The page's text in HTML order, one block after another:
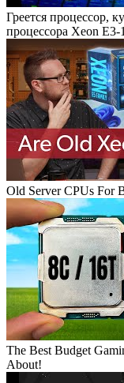
Греется процессор,
процессора Xeon E3-
Old Server CPUs For
The Best Budget
About!